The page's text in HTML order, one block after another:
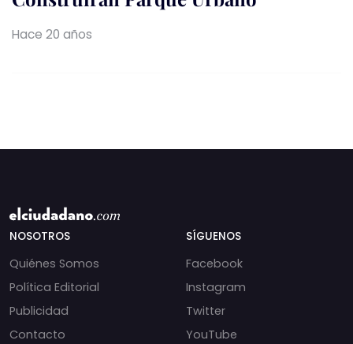
Hace 20 años
NOSOTROS
Quiénes Somos
Política Editorial
Publicidad
Contacto
SÍGUENOS
Facebook
Instagram
Twitter
YouTube